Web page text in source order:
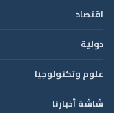
اقتصاد
دولية
علوم وتكنولوجيا
شاشة أخبارنا